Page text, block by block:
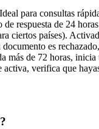
para consultas
respuesta de 24
ciertos países).
documento es
más de 72 horas,
activa, verifica que